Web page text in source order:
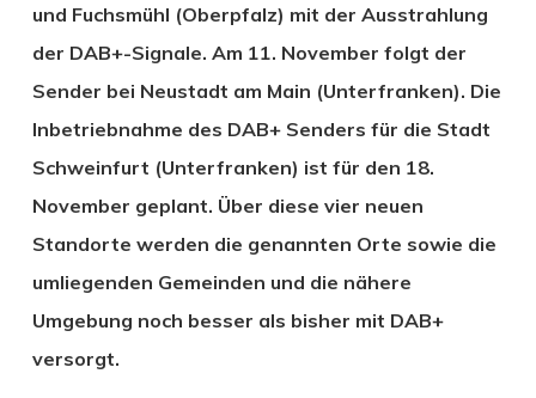
und Fuchsmühl (Oberpfalz) mit der Ausstrahlung
der DAB+-Signale. Am 11. November folgt der
Sender bei Neustadt am Main (Unterfranken). Die
Inbetriebnahme des DAB+ Senders für die Stadt
Schweinfurt (Unterfranken) ist für den 18.
November geplant. Über diese vier neuen
Standorte werden die genannten Orte sowie die
umliegenden Gemeinden und die nähere
Umgebung noch besser als bisher mit DAB+
versorgt.